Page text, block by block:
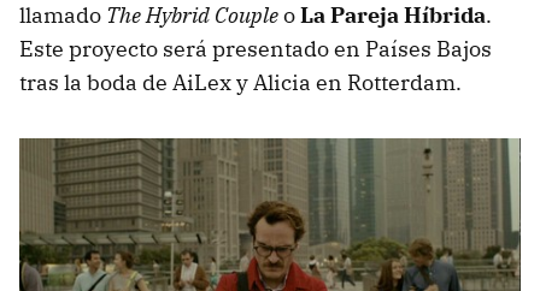
llamado The Hybrid CoupleoLa Pareja Híbrida.
Este proyecto será presentado en Países Bajos
tras la boda de AiLex y Alicia en Rotterdam.